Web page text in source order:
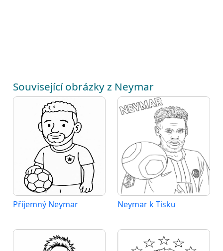
Související obrázky z Neymar
Příjemný Neymar Neymar k Tisku